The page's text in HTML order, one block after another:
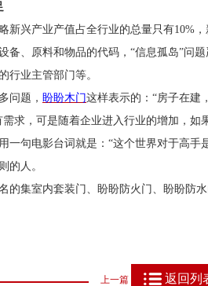
新兴产业产值占全行业的总量只有10%
备、原料和物品的代码，“信息孤岛”问
行业主管部门等。
问题， 盼盼木门这样表示的： “房子在建
求，可是随着企业进入行业的增加，
一句电影台词就是：“这个世界对于高
的人。
的集室内套装门、盼盼防火门、盼盼防水
上一篇 返回列